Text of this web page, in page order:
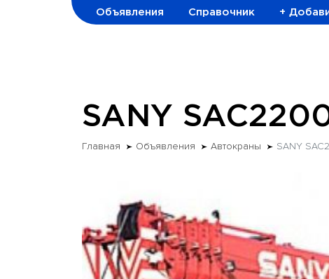
Объявления Справочник +
SANY
Главная Объявления Автокраны SANY